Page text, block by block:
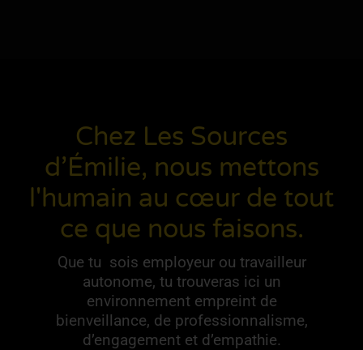
Chez Les Sources
d’Émilie, nous mettons
l'humain au cœur de tout
ce que nous faisons.
Que tu sois employeur ou travailleur
autonome, tu trouveras ici un
environnement empreint de
bienveillance, de professionnalisme,
d’engagement et d’empathie.